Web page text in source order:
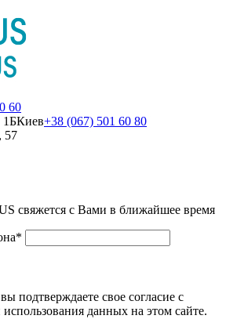
60
1БКиев+38 (067) 501 60 80
57
свяжется с Вами в ближайшее время
подтверждаете свое согласие с
данных на этом сайте.